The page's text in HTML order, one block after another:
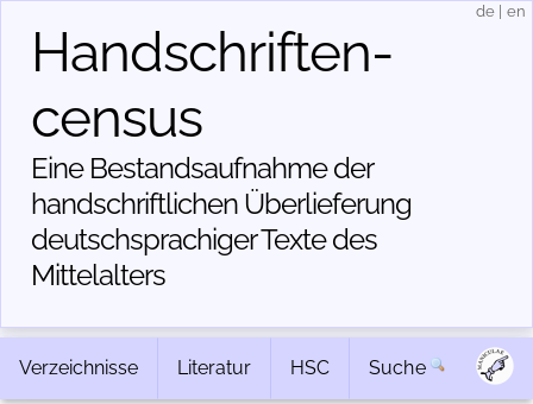
Handschriften­
census
Eine Bestandsaufnahme der
handschriftlichen Über­lieferung
deutschsprachiger Texte des
Mittelalters
de en
Verzeichnisse Literatur HSC Suche